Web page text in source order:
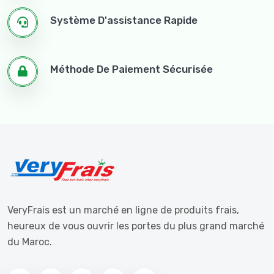
Système D'assistance Rapide
Méthode De Paiement Sécurisée
VeryFrais est un marché en ligne de produits frais,
heureux de vous ouvrir les portes du plus grand marché
du Maroc.